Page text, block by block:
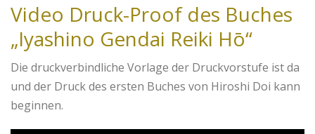
Video Druck-Proof des Buches
„Iyashino Gendai Reiki Hō“
Die druckverbindliche Vorlage der Druckvorstufe ist da
und der Druck des ersten Buches von Hiroshi Doi kann
beginnen.